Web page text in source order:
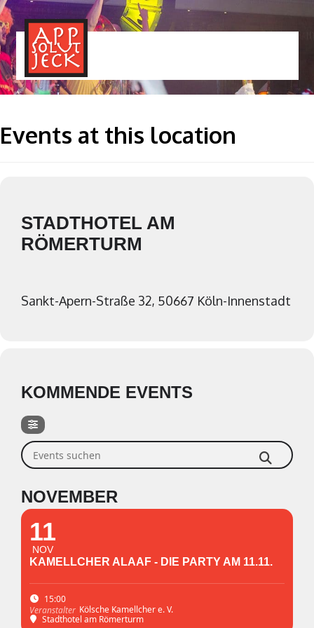
Events at this location
STADTHOTEL AM
RÖMERTURM
Sankt-Apern-Straße 32, 50667 Köln-Innenstadt
KOMMENDE EVENTS
Events suchen
NOVEMBER
15:00
Veranstalter Kölsche Kamellcher e. V.
Stadthotel am Römerturm
11
NOV
KAMELLCHER ALAAF - DIE PARTY AM 11.11.